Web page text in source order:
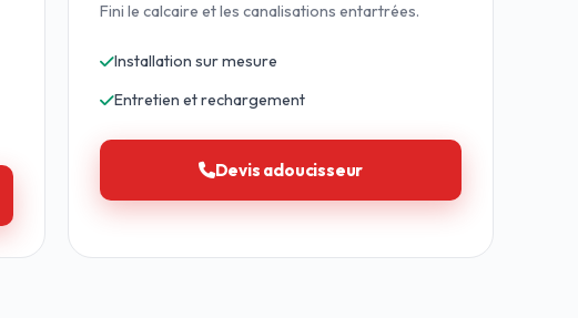
Fini le calcaire et les canalisations entartrées.
Installation sur mesure
Entretien et rechargement
Devis adoucisseur